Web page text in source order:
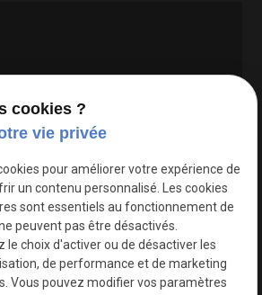
API est désactivé.
cookies ?
vie privée
pour améliorer votre expérience de
un contenu personnalisé. Les cookies
sont essentiels au fonctionnement de
peuvent pas être désactivés.
le choix d'activer ou de désactiver les
de performance et de marketing
Vous pouvez modifier vos paramètres